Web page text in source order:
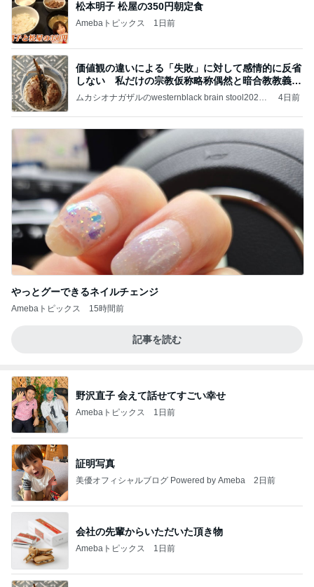
松本明子 松屋の350円朝定食
Amebaトピックス 1日前
価値観の違いによる「失敗」に対して感情的に反省
しない 私だけの宗教仮称略称偶然と暗合教教義候
補
ムカシオナガザルのwesternblack brain stool2024
ガザル
4日前
やっとグーできるネイルチェンジ
Amebaトピックス 15時間前
記事を読む
野沢直子 会えて話せてすごい幸せ
Amebaトピックス 1日前
証明写真
美優オフィシャルブログ Powered by Ameba 2日前
会社の先輩からいただいた頂き物
Amebaトピックス 1日前